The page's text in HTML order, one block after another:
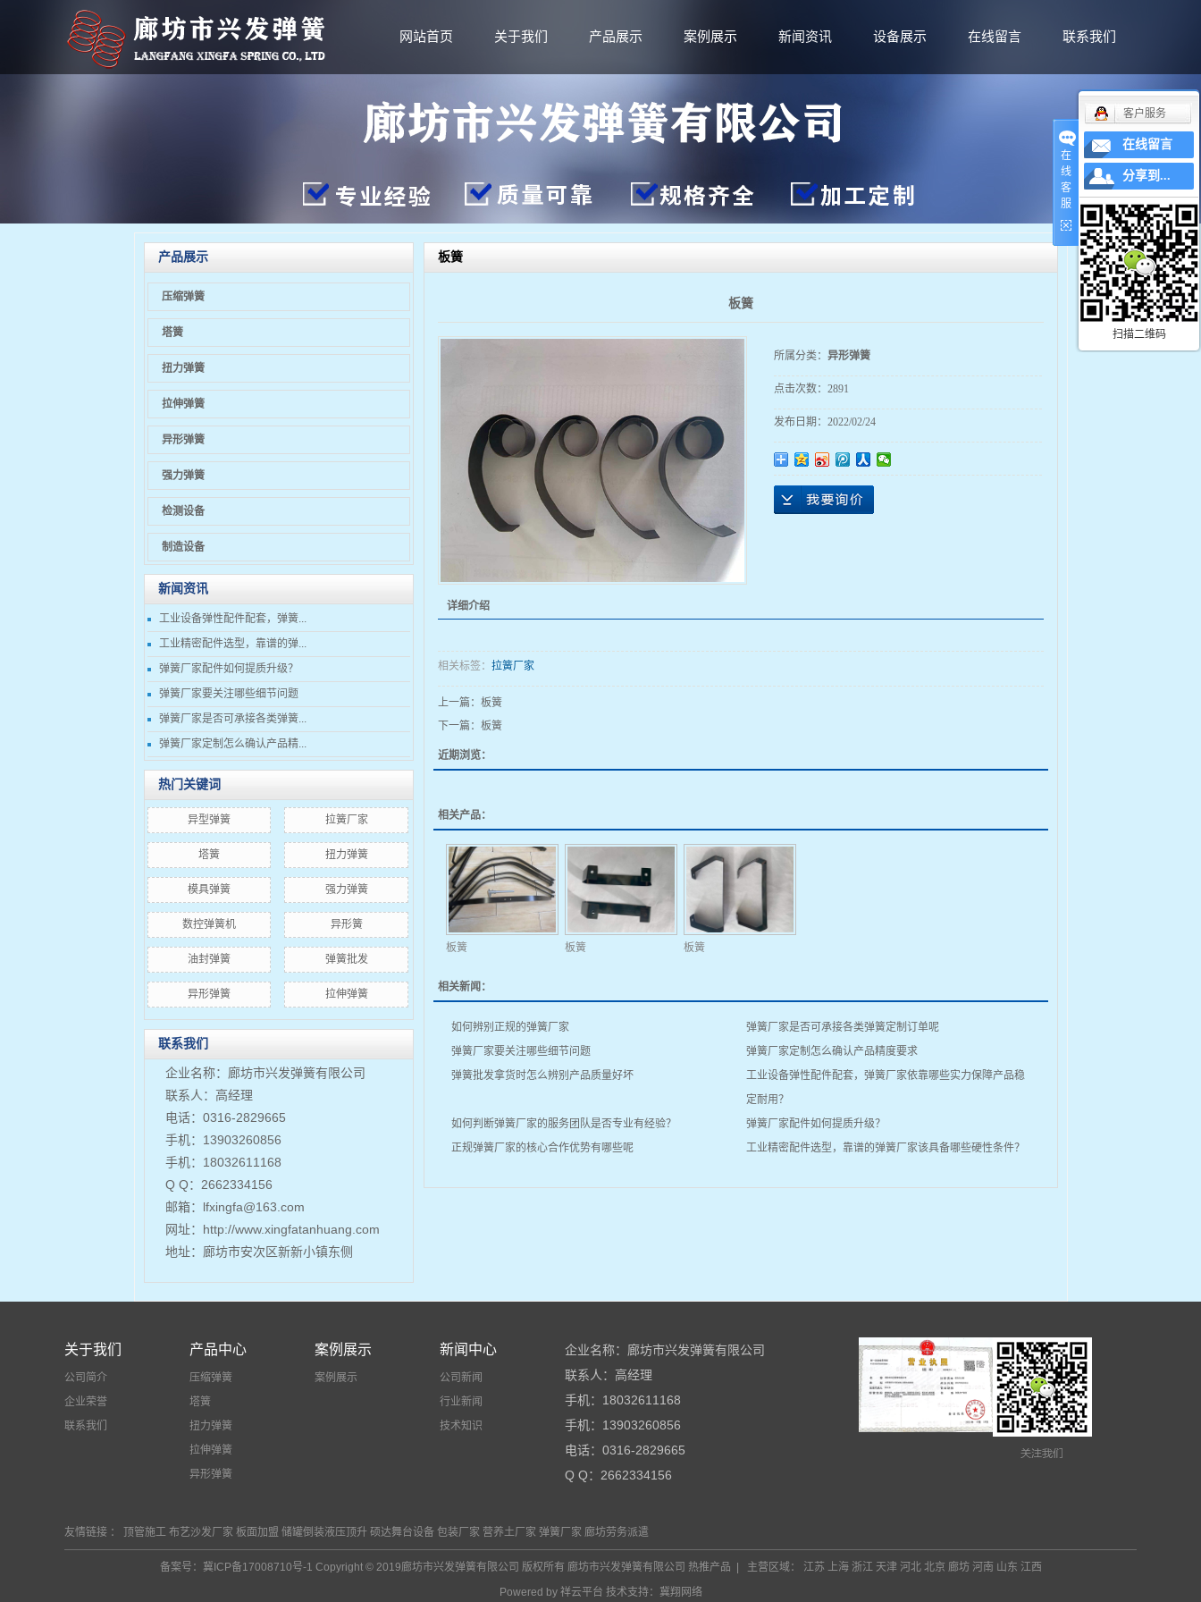
网站首页 关于我们 产品展示 案例展示 新闻资讯 设备展示 在线留言 联系我们
产品展示
压缩弹簧
塔簧
扭力弹簧
拉伸弹簧
异形弹簧
强力弹簧
检测设备
制造设备
新闻资讯
工业设备弹性配件配套，弹簧...
工业精密配件选型，靠谱的弹...
弹簧厂家配件如何提质升级？
弹簧厂家要关注哪些细节问题
弹簧厂家是否可承接各类弹簧...
弹簧厂家定制怎么确认产品精...
热门关键词
异型弹簧 拉簧厂家
塔簧 扭力弹簧
模具弹簧 强力弹簧
数控弹簧机 异形簧
油封弹簧 弹簧批发
异形弹簧 拉伸弹簧
联系我们
企业名称：廊坊市兴发弹簧有限公司
联系人：高经理
电话：0316-2829665
手机：13903260856
手机：18032611168
Q Q：2662334156
邮箱：lfxingfa@163.com
网址：http://www.xingfatanhuang.com
地址： 廊坊市安次区新新小镇东侧
板簧
板簧
所属分类： 异形弹簧
点击次数： 2891
发布日期： 2022/02/24
详细介绍
相关标签： 拉簧厂家
上一篇： 板簧
下一篇： 板簧
近期浏览：
相关产品：
板簧 板簧 板簧
相关新闻：
如何辨别正规的弹簧厂家
弹簧厂家是否可承接各类弹簧定制订单呢
弹簧厂家要关注哪些细节问题
弹簧厂家定制怎么确认产品精度要求
弹簧批发拿货时怎么辨别产品质量好坏
工业设备弹性配件配套，弹簧厂家依靠哪些实力保障产品稳
定耐用？
如何判断弹簧厂家的服务团队是否专业有经验？
弹簧厂家配件如何提质升级？
正规弹簧厂家的核心合作优势有哪些呢
工业精密配件选型，靠谱的弹簧厂家该具备哪些硬性条件？
关于我们
公司简介
企业荣誉
联系我们
产品中心
压缩弹簧
塔簧
扭力弹簧
拉伸弹簧
异形弹簧
案例展示
案例展示
新闻中心
公司新闻
行业新闻
技术知识
企业名称：廊坊市兴发弹簧有限公司
联系人：高经理
手机：18032611168
手机：13903260856
电话：0316-2829665
Q Q：2662334156
网址：http://www.xingfatanhuang.com
地址：廊坊市安次区新新小镇东侧
友情链接 ： 顶管施工 布艺沙发厂家 板面加盟 储罐倒装液压顶升 硕达舞台设备 包装厂家 营养土厂家 弹簧厂家 廊坊劳务派遣
备案号： 冀ICP备17008710号-1 Copyright © 2019廊坊市兴发弹簧有限公司 版权所有 廊坊市兴发弹簧有限公司 热推产品 | 主营区域： 江苏 上海 浙江 天津 河北 北京 廊坊 河南 山东 江西
Powered by 祥云平台 技术支持：
冀翔网络
在
线
客
服
客户服务
在线留言
分享到...
扫描二维码